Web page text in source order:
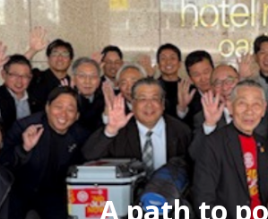
A path to